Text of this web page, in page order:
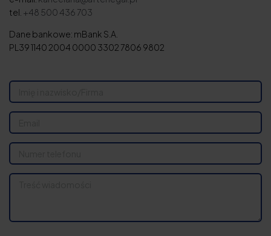
tel. +48 500 436 703
Dane bankowe: mBank S.A.
PL39 1140 2004 0000 3302 7806 9802